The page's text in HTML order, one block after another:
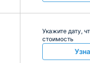
Укажите дату,
стоимость